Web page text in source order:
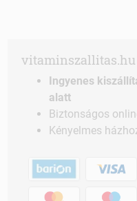
vitaminszallitas.hu
Ingyenes
alatt
Biztonságos
Kényelmes